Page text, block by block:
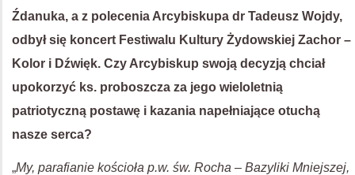
Źdanuka, a z polecenia Arcybiskupa dr Tadeusz Wojdy,
odbył się koncert Festiwalu Kultury Żydowskiej Zachor –
Kolor i Dźwięk. Czy Arcybiskup swoją decyzją chciał
upokorzyć ks. proboszcza za jego wieloletnią
patriotyczną postawę i kazania napełniające otuchą
nasze serca?
„My, parafianie kościoła p.w. św. Rocha – Bazyliki Mniejszej,